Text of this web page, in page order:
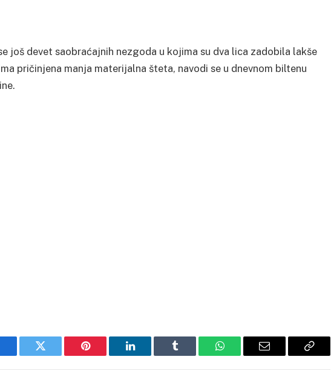
još devet saobraćajnih nezgoda u kojima su dva lica zadobila lakše
pričinjena manja materijalna šteta, navodi se u dnevnom biltenu
Twitter Pinterest LinkedIn Tumblr WhatsAppEmail
Copy